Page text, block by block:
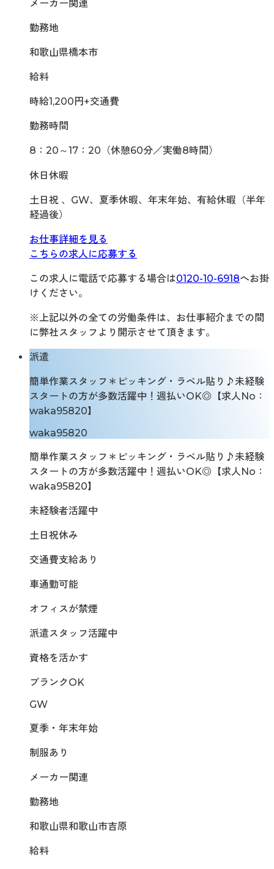
メーカー関連
勤務地
和歌山県橋本市
給料
時給1,200円+交通費
勤務時間
8：20～17：20（休憩60分／実働8時間）
休日休暇
土日祝 、GW、夏季休暇、年末年始、有給休暇（半年
経過後）
お仕事詳細を見る
こちらの求人に応募する
この求人に電話で応募する場合は0120-10-6918へお掛
けください。
※上記以外の全ての労働条件は、お仕事紹介までの間
に弊社スタッフより開示させて頂きます。
派遣
簡単作業スタッフ＊ピッキング・ラベル貼り♪未経験
スタートの方が多数活躍中！週払いOK◎【求人No：
waka95820】
waka95820
簡単作業スタッフ＊ピッキング・ラベル貼り♪未経験
スタートの方が多数活躍中！週払いOK◎【求人No：
waka95820】
未経験者活躍中
土日祝休み
交通費支給あり
車通勤可能
オフィスが禁煙
派遣スタッフ活躍中
資格を活かす
ブランクOK
GW
夏季・年末年始
制服あり
メーカー関連
勤務地
和歌山県和歌山市吉原
給料